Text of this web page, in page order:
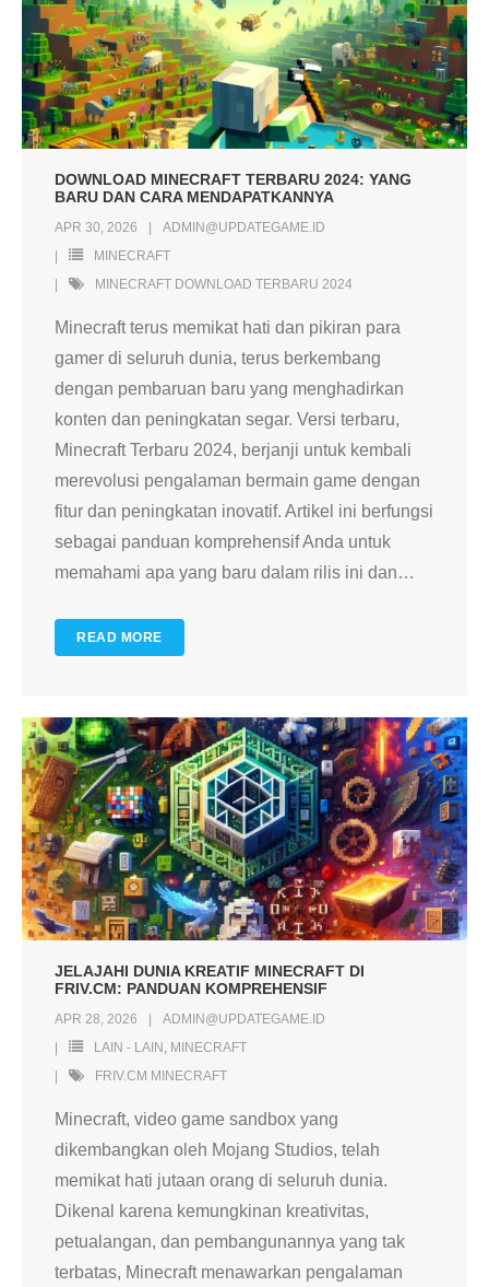
DOWNLOAD MINECRAFT TERBARU 2024: YANG
BARU DAN CARA MENDAPATKANNYA
APR 30, 2026
ADMIN@UPDATEGAME.ID
MINECRAFT
MINECRAFT DOWNLOAD TERBARU 2024
Minecraft terus memikat hati dan pikiran para
gamer di seluruh dunia, terus berkembang
dengan pembaruan baru yang menghadirkan
konten dan peningkatan segar. Versi terbaru,
Minecraft Terbaru 2024, berjanji untuk kembali
merevolusi pengalaman bermain game dengan
fitur dan peningkatan inovatif. Artikel ini berfungsi
sebagai panduan komprehensif Anda untuk
memahami apa yang baru dalam rilis ini dan…
READ MORE
JELAJAHI DUNIA KREATIF MINECRAFT DI
FRIV.CM: PANDUAN KOMPREHENSIF
APR 28, 2026
ADMIN@UPDATEGAME.ID
LAIN - LAIN , MINECRAFT
FRIV.CM MINECRAFT
Minecraft, video game sandbox yang
dikembangkan oleh Mojang Studios, telah
memikat hati jutaan orang di seluruh dunia.
Dikenal karena kemungkinan kreativitas,
petualangan, dan pembangunannya yang tak
terbatas, Minecraft menawarkan pengalaman